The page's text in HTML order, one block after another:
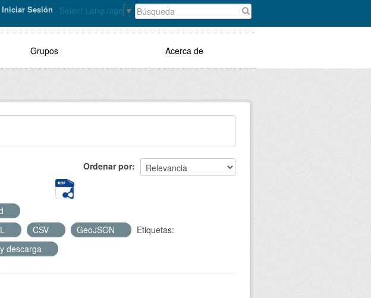
Select Language ▼
Iniciar Sesión
Grupos Acerca de
Ordenar por
CSV GeoJSON
Etiquetas:
descarga